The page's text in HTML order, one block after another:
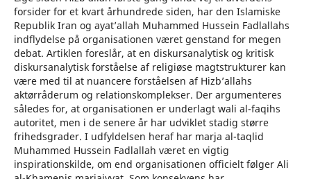
forsider for et kvart århundrede siden, har den Islamiske
Republik Iran og ayat’allah Muhammed Hussein Fadlallahs
indflydelse på organisationen været genstand for megen
debat. Artiklen foreslår, at en diskursanalytisk og kritisk
diskursanalytisk forståelse af religiøse magtstrukturer kan
være med til at nuancere forståelsen af Hizb’allahs
aktørråderum og relationskomplekser. Der argumenteres
således for, at organisationen er underlagt wali al-faqihs
autoritet, men i de senere år har udviklet stadig større
frihedsgrader. I udfyldelsen heraf har marja al-taqlid
Muhammed Hussein Fadlallah været en vigtig
inspirationskilde, om end organisationen officielt følger Ali